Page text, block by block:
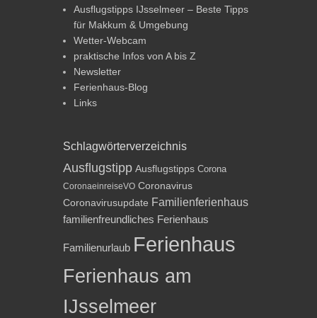
Ausflugstipps IJsselmeer – Beste Tipps
für Makkum & Umgebung
Wetter-Webcam
praktische Infos von A bis Z
Newsletter
Ferienhaus-Blog
Links
Schlagwörterverzeichnis
Ausflugstipp Ausflugstipps Corona
CoronaeinreiseVO Coronavirus
Coronavirusupdate Familienferienhaus
familienfreundliches Ferienhaus
Familienurlaub Ferienhaus
Ferienhaus am
IJsselmeer